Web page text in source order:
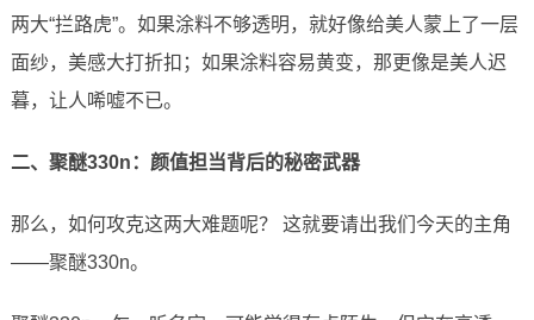
两大“拦路虎”。如果涂料不够透明，就好像给美人蒙上了一层
面纱，美感大打折扣；如果涂料容易黄变，那更像是美人迟
暮，让人唏嘘不已。
二、聚醚330n：颜值担当背后的秘密武器
那么，如何攻克这两大难题呢？ 这就要请出我们今天的主角
——聚醚330n。